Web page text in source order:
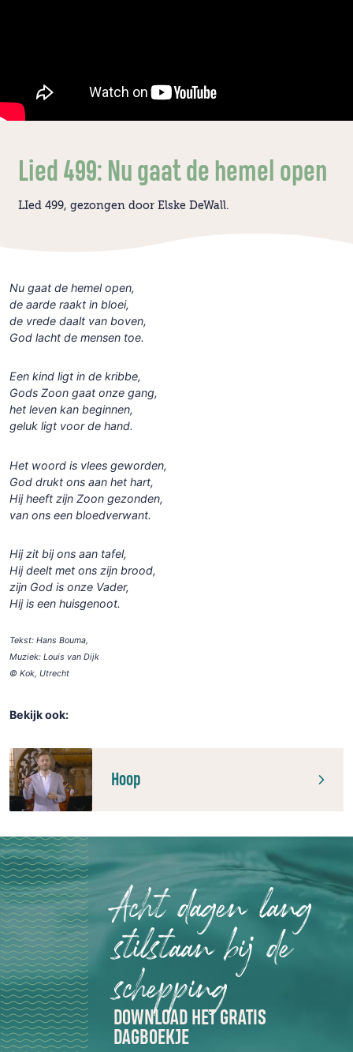
Lied 499: Nu gaat de hemel open
LIed 499, gezongen door Elske DeWall.
Nu gaat de hemel open,
de aarde raakt in bloei,
de vrede daalt van boven,
God lacht de mensen toe.
Een kind ligt in de kribbe,
Gods Zoon gaat onze gang,
het leven kan beginnen,
geluk ligt voor de hand.
Het woord is vlees geworden,
God drukt ons aan het hart,
Hij heeft zijn Zoon gezonden,
van ons een bloedverwant.
Hij zit bij ons aan tafel,
Hij deelt met ons zijn brood,
zijn God is onze Vader,
Hij is een huisgenoot.
Tekst: Hans Bouma,
Muziek: Louis van Dijk
© Kok, Utrecht
Bekijk ook:
Hoop
Acht dagen lang
stilstaan bij de
schepping
DOWNLOAD HET GRATIS
DAGBOEKJE